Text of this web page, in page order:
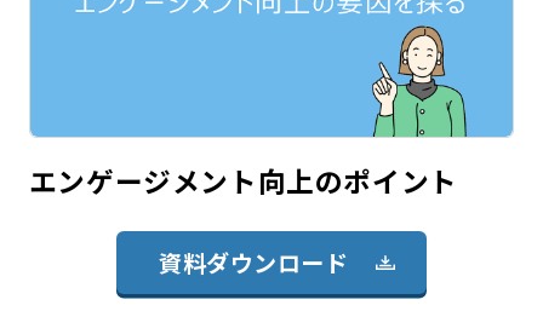
エンゲージメント向上のポイント
資料ダウンロード